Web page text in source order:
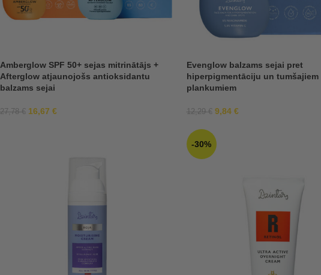
Amberglow SPF 50+ sejas mitrinātājs +
Afterglow atjaunojošs antioksidantu
balzams sejai
27,78€ 16,67 €
Evenglow balzams sejai pret
hiperpigmentāciju un tumšajiem
plankumiem
12,29€ 9,84 €
-30%